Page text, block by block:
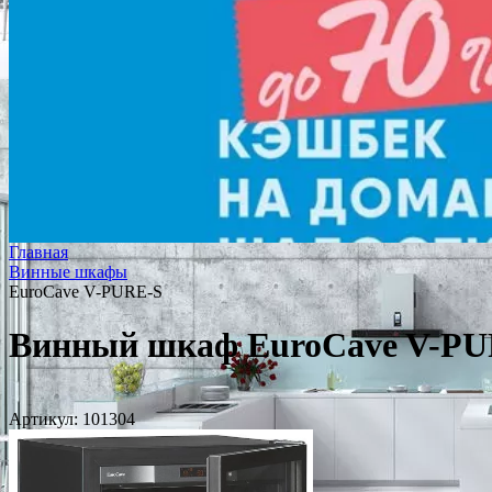
Главная
Винные шкафы
EuroCave V-PURE-S
Винный шкаф EuroCave V-
Артикул: 101304